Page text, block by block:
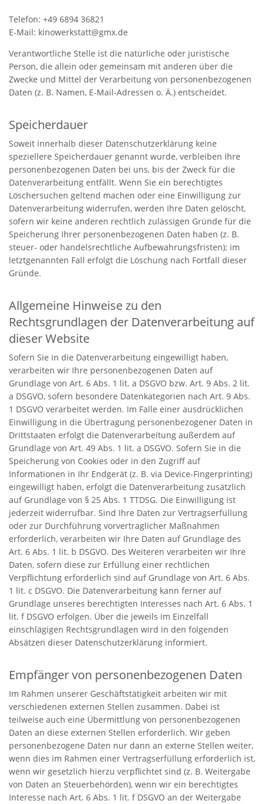
Telefon: +49 6894 36821
E-Mail: kinowerkstatt@gmx.de
Verantwortliche Stelle ist die natürliche oder juristische
Person, die allein oder gemeinsam mit anderen über die
Zwecke und Mittel der Verarbeitung von personenbezogenen
Daten (z. B. Namen, E-Mail-Adressen o. Ä.) entscheidet.
Speicherdauer
Soweit innerhalb dieser Datenschutzerklärung keine
speziellere Speicherdauer genannt wurde, verbleiben Ihre
personenbezogenen Daten bei uns, bis der Zweck für die
Datenverarbeitung entfällt. Wenn Sie ein berechtigtes
Löschersuchen geltend machen oder eine Einwilligung zur
Datenverarbeitung widerrufen, werden Ihre Daten gelöscht,
sofern wir keine anderen rechtlich zulässigen Gründe für die
Speicherung Ihrer personenbezogenen Daten haben (z. B.
steuer- oder handelsrechtliche Aufbewahrungsfristen); im
letztgenannten Fall erfolgt die Löschung nach Fortfall dieser
Gründe.
Allgemeine Hinweise zu den
Rechtsgrundlagen der Datenverarbeitung auf
dieser Website
Sofern Sie in die Datenverarbeitung eingewilligt haben,
verarbeiten wir Ihre personenbezogenen Daten auf
Grundlage von Art. 6 Abs. 1 lit. a DSGVO bzw. Art. 9 Abs. 2 lit.
a DSGVO, sofern besondere Datenkategorien nach Art. 9 Abs.
1 DSGVO verarbeitet werden. Im Falle einer ausdrücklichen
Einwilligung in die Übertragung personenbezogener Daten in
Drittstaaten erfolgt die Datenverarbeitung außerdem auf
Grundlage von Art. 49 Abs. 1 lit. a DSGVO. Sofern Sie in die
Speicherung von Cookies oder in den Zugriff auf
Informationen in Ihr Endgerät (z. B. via Device-Fingerprinting)
eingewilligt haben, erfolgt die Datenverarbeitung zusätzlich
auf Grundlage von § 25 Abs. 1 TTDSG. Die Einwilligung ist
jederzeit widerrufbar. Sind Ihre Daten zur Vertragserfüllung
oder zur Durchführung vorvertraglicher Maßnahmen
erforderlich, verarbeiten wir Ihre Daten auf Grundlage des
Art. 6 Abs. 1 lit. b DSGVO. Des Weiteren verarbeiten wir Ihre
Daten, sofern diese zur Erfüllung einer rechtlichen
Verpflichtung erforderlich sind auf Grundlage von Art. 6 Abs.
1 lit. c DSGVO. Die Datenverarbeitung kann ferner auf
Grundlage unseres berechtigten Interesses nach Art. 6 Abs. 1
lit. f DSGVO erfolgen. Über die jeweils im Einzelfall
einschlägigen Rechtsgrundlagen wird in den folgenden
Absätzen dieser Datenschutzerklärung informiert.
Empfänger von personenbezogenen Daten
Im Rahmen unserer Geschäftstätigkeit arbeiten wir mit
verschiedenen externen Stellen zusammen. Dabei ist
teilweise auch eine Übermittlung von personenbezogenen
Daten an diese externen Stellen erforderlich. Wir geben
personenbezogene Daten nur dann an externe Stellen weiter,
wenn dies im Rahmen einer Vertragserfüllung erforderlich ist,
wenn wir gesetzlich hierzu verpflichtet sind (z. B. Weitergabe
von Daten an Steuerbehörden), wenn wir ein berechtigtes
Interesse nach Art. 6 Abs. 1 lit. f DSGVO an der Weitergabe